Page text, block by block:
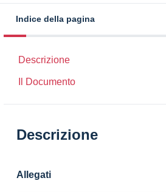
Indice della pagina
Descrizione
Il Documento
Descrizione
Allegati